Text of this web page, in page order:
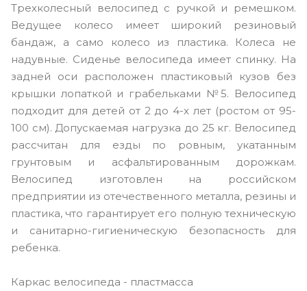
Трехколесный велосипед с ручкой и ремешком.
Ведущее колесо имеет широкий резиновый
бандаж, а само колесо из пластика. Колеса не
надувные. Сиденье велосипеда имеет спинку. На
задней оси расположен пластиковый кузов без
крышки лопаткой и грабельками №5. Велосипед
подходит для детей от 2 до 4-х лет (ростом от 95-
100 см). Допускаемая нагрузка до 25 кг. Велосипед
рассчитан для езды по ровным, укатанным
грунтовым и асфальтированным дорожкам.
Велосипед изготовлен на российском
предприятии из отечественного металла, резины и
пластика, что гарантирует его полную техническую
и санитарно-гигиеническую безопасность для
ребенка.
Каркас велосипеда - пластмасса